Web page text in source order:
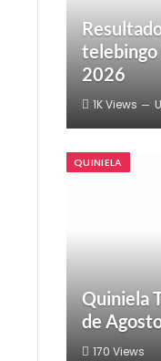
2026
1KViews
QUINIELA
Quiniela
de
170 Views